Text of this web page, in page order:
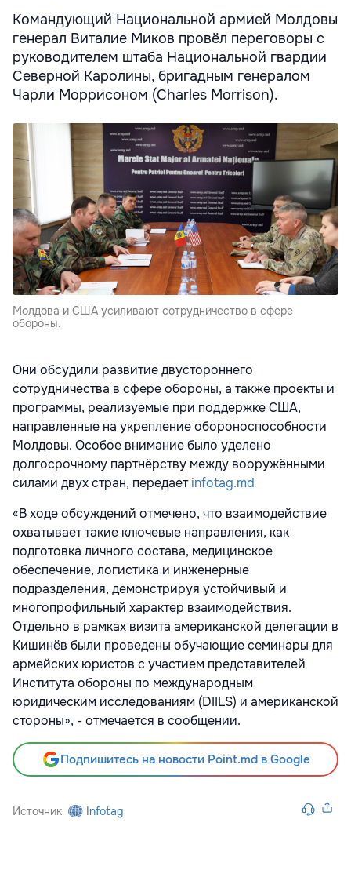
Командующий Национальной армией Молдовы
генерал Виталие Миков провёл переговоры с
руководителем штаба Национальной гвардии
Северной Каролины, бригадным генералом
Чарли Моррисоном (Charles Morrison).
Молдова и США усиливают сотрудничество в сфере
обороны.
Они обсудили развитие двустороннего
сотрудничества в сфере обороны, а также проекты и
программы, реализуемые при поддержке США,
направленные на укрепление обороноспособности
Молдовы. Особое внимание было уделено
долгосрочному партнёрству между вооружёнными
силами двух стран, передаетinfotag.md
«В ходе обсуждений отмечено, что взаимодействие
охватывает такие ключевые направления, как
подготовка личного состава, медицинское
обеспечение, логистика и инженерные
подразделения, демонстрируя устойчивый и
многопрофильный характер взаимодействия.
Отдельно в рамках визита американской делегации в
Кишинёв были проведены обучающие семинары для
армейских юристов с участием представителей
Института обороны по международным
юридическим исследованиям (DIILS) и американской
стороны», - отмечается в сообщении.
Подпишитесь на новости Point.md в Google
Источник Infotag